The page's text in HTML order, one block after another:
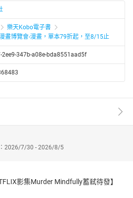
樂天Kobo電子書
畫博覽會-漫畫，單本79折起，至8/15止
2ee9-347b-a08e-bda8551aad5f
2026/7/30 - 2026/8/5
影集Murder Mindfully蓄弒待發】